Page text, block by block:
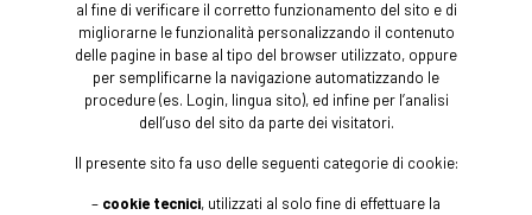
al fine di verificare il corretto funzionamento del sito e di
migliorarne le funzionalità personalizzando il contenuto
delle pagine in base al tipo del browser utilizzato, oppure
per semplificarne la navigazione automatizzando le
procedure (es. Login, lingua sito), ed infine per l’analisi
dell’uso del sito da parte dei visitatori.
Il presente sito fa uso delle seguenti categorie di cookie:
– cookie tecnici, utilizzati al solo fine di effettuare la